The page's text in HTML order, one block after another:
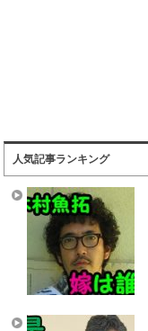
人気記事ランキング